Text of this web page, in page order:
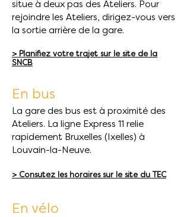
situe à deux pas des Ateliers. Pour
rejoindre les Ateliers, dirigez-vous vers
la sortie arrière de la gare.
> Planifiez votre trajet sur le site de la
SNCB
En bus
La gare des bus est à proximité des
Ateliers. La ligne Express 11 relie
rapidement Bruxelles (Ixelles) à
Louvain-la-Neuve.
> Consutez les horaires sur le site du TEC
En vélo